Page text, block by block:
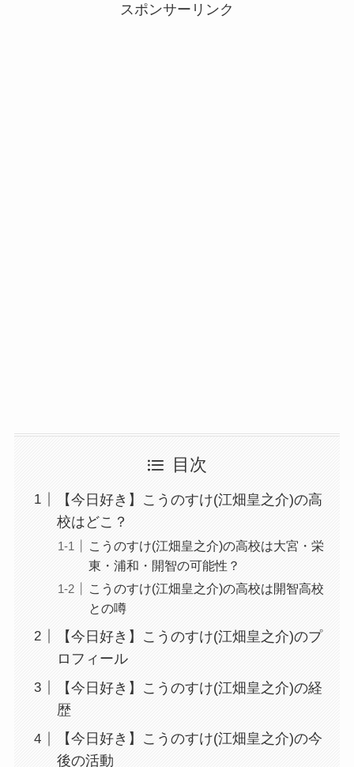
スポンサーリンク
目次
【今日好き】こうのすけ(江畑皇之介)の高
校はどこ？
こうのすけ(江畑皇之介)の高校は大宮・栄
東・浦和・開智の可能性？
こうのすけ(江畑皇之介)の高校は開智高校
との噂
【今日好き】こうのすけ(江畑皇之介)のプ
ロフィール
【今日好き】こうのすけ(江畑皇之介)の経
歴
【今日好き】こうのすけ(江畑皇之介)の今
後の活動